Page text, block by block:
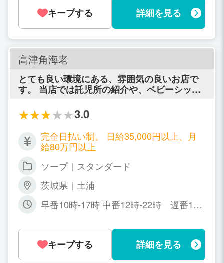
キープする
詳細を見る
高津角海老
とても良い環境にある、雰囲気の良いお店で
す。 当店では託児所の紹介や、ベビーシッタ
同士がお互いに助け合っていて、とても雰囲
気の良いお店です。 一般常識と秩序を持って
働いて戴ければ、とても良い仕事場です。
3.0
完全日払い制。 日給35,000円以上、月
給80万円以上
ソープ｜スタンダード
茨城県｜土浦
早番10時-17時 中番12時-22時 遅番17
キープする
詳細を見る